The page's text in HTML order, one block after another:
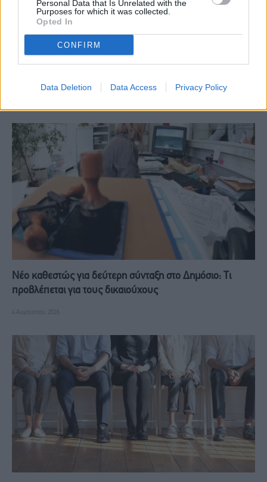
Personal Data that Is Unrelated with the
Purposes for which it was collected.
Opted In
CONFIRM
Data Deletion Data Access Privacy Policy
PREVIOUS ARTICLE
Χρηματιστήριο: Χώνεψε τα
κέρδη της ανόδου – Πιέσεις σε
τράπεζες και blue chips
NEXT ARTICLE
απαγορεύσει τα κινητά
Νέο καθεστώς για δεύτερη σύνταξη στο Δημόσιο: Τι
προβλέπεται για τους δικαιούχους
4 Αυγούστου, 2026